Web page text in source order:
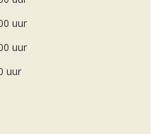
uur
uur
uur